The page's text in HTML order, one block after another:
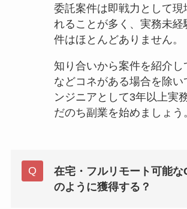
委託案件は即戦力として現
れることが多く、実務未経
件はほとんどありません。
知り合いから案件を紹介し
などコネがある場合を除い
ンジニアとして3年以上実
だのち副業を始めましょう
在宅・フルリモート可能な
のように獲得する？